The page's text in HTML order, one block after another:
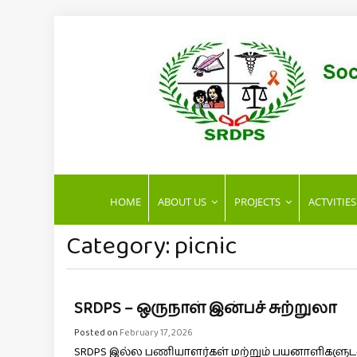
S OCIETY FOR
DEVELOPMENT
PROMOTION SERVICES
(SRDPS)
HOME ABOUT US PROJECTS ACTVITIES
Category:picnic
SRDPS – ஒருநாள் இன்பச் சுற்றுலா
Posted on February 17, 2026
SRDPS இல்ல பணியாளர்கள் மற்றும்